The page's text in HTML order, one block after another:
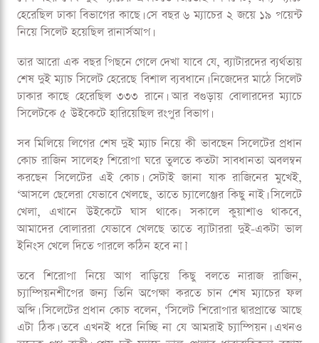
হেরেছিল ঢাকা বিভাগের কাছে। সে বছর ৬ ম্যাচের ২ জয়ে ১৯ পয়েন্ট
নিয়ে সিলেট হয়েছিল রানার্সআপ।
তার আরো এক বছর পিছনে গেলে দেখা যাবে যে, ব্যাটারদের ব্যর্থতায়
শেষ দুই ম্যাচ সিলেট হেরেছে বিশাল ব্যবধানে। নিজেদের মাঠে সিলেট
ঢাকার কাছে হেরেছিল ৩৩৩ রানে। আর বগুড়ায় বোলারদের ম্যাচে
সিলেটকে ৫ উইকেটে হারিয়েছিল রংপুর বিভাগ।
সব মিলিয়ে লিগের শেষ দুই ম্যাচ নিয়ে কী ভাবছেন সিলেটের প্রধান
কোচ রাজিন সালেহ? শিরোপা ঘরে তুলতে কতটা সাবধানতা অবলম্বন
করছেন সিলেটের এই কোচ। সেটাই জানা যাক রাজিনের মুখেই,
‘আসলে ছেলেরা যেভাবে খেলছে, তাতে চ্যালেঞ্জের কিছু নাই। সিলেটে
খেলা, এখানে উইকেটে ঘাস থাকে৷ সকালে কুয়াশাও থাকবে,
আমাদের বোলাররা যেভাবে খেলছে তাতে ব্যাটাররা দুই-একটা ভাল
ইনিংস খেলে দিতে পারলে কঠিন হবে না।’
তবে শিরোপা নিয়ে আগ বাড়িয়ে কিছু বলতে নারাজ রাজিন,
চ্যাম্পিয়নশীপের জন্য তিনি অপেক্ষা করতে চান শেষ ম্যাচের ফল
অব্দি। সিলেটের প্রধান কোচ বলেন, ‘সিলেট শিরোপার দ্বারপ্রান্তে আছে
এটা ঠিক। তবে এখনই ধরে নিচ্ছি না যে আমরাই চ্যাম্পিয়ন। এখনও